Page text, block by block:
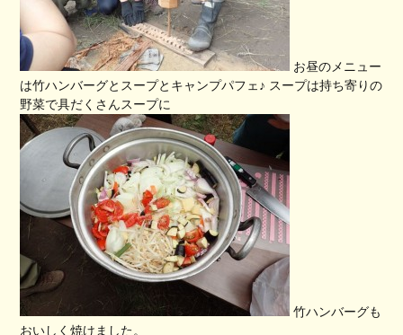
お昼のメニュー
は竹ハンバーグとスープとキャンプパフェ♪ スープは持ち寄りの
野菜で具だくさんスープに
竹ハンバーグも
おいしく焼けました。